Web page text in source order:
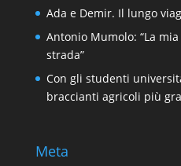
Ada e Demir. Il lungo
Antonio Mumolo: “La
strada”
Con gli studenti
braccianti agricoli più
Meta